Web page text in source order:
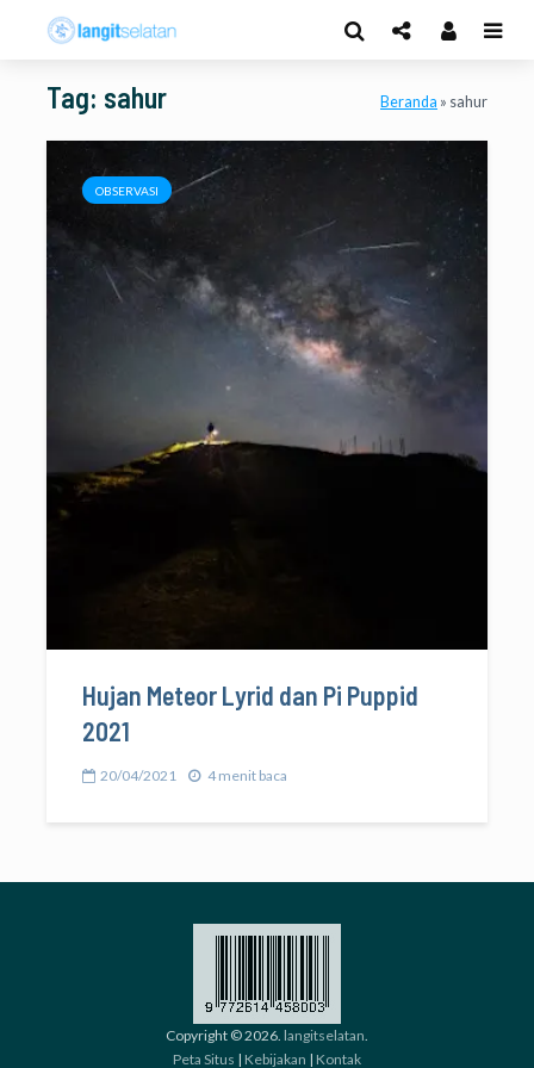
Tag: sahur Beranda » sahur
OBSERVASI
Hujan Meteor Lyrid dan Pi Puppid
2021
20/04/2021 4 menit baca
Copyright © 2026. langitselatan
Peta Situs | Kebijakan | Kontak